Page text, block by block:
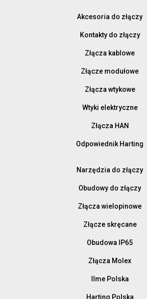
Akcesoria do złączy
Kontakty do złączy
Złącza kablowe
Złącze modułowe
Złącza wtykowe
Wtyki elektryczne
Złącza HAN
Odpowiednik Harting
Narzędzia do złączy
Obudowy do złączy
Złącza wielopinowe
Złącze skręcane
Obudowa IP65
Złącza Molex
Ilme Polska
Harting Polska